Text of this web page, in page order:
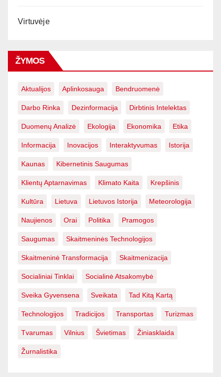
Virtuvėje
ŽYMOS
Aktualijos Aplinkosauga Bendruomenė
Darbo Rinka Dezinformacija Dirbtinis Intelektas
Duomenų Analizė Ekologija Ekonomika Etika
Informacija Inovacijos Interaktyvumas Istorija
Kaunas Kibernetinis Saugumas
Klientų Aptarnavimas Klimato Kaita Krepšinis
Kultūra Lietuva Lietuvos Istorija Meteorologija
Naujienos Orai Politika Pramogos
Saugumas Skaitmeninės Technologijos
Skaitmeninė Transformacija Skaitmenizacija
Socialiniai Tinklai Socialinė Atsakomybė
Sveika Gyvensena Sveikata Tad Kitą Kartą
Technologijos Tradicijos Transportas Turizmas
Tvarumas Vilnius Švietimas Žiniasklaida
Žurnalistika